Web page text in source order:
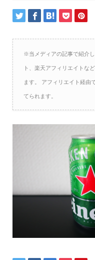
※当メディアの記事で紹介
ト、楽天アフィリエイトな
ます。 アフィリエイト経由
てられます。